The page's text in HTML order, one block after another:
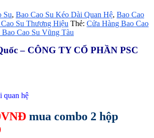
Su, Bao Cao Su Kéo Dài Quan Hệ, Bao Cao
Su Thương Hiệu Thẻ: Cửa Hàng Bao Cao
Bao Cao Su Vũng Tàu
– CÔNG TY CỔ PHẦN PSC
quan hệ
mua combo 2 hộp